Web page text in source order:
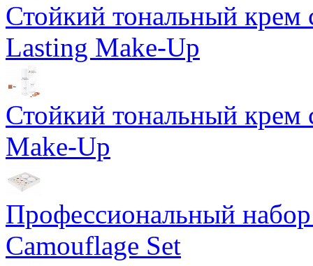
Стойкий тональный
Lasting Make-Up
Стойкий тональный
Make-Up
Профессиональный
Camouflage Set